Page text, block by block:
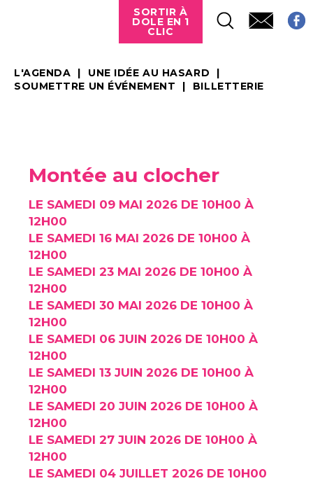
SORTIR À
DOLE EN 1
CLIC
L'AGENDA
UNE IDÉE AU HASARD
SOUMETTRE UN ÉVÉNEMENT
BILLETTERIE
Montée au clocher
LE SAMEDI 09 MAI 2026 DE 10H00 À
12H00
LE SAMEDI 16 MAI 2026 DE 10H00 À
12H00
LE SAMEDI 23 MAI 2026 DE 10H00 À
12H00
LE SAMEDI 30 MAI 2026 DE 10H00 À
12H00
LE SAMEDI 06 JUIN 2026 DE 10H00 À
12H00
LE SAMEDI 13 JUIN 2026 DE 10H00 À
12H00
LE SAMEDI 20 JUIN 2026 DE 10H00 À
12H00
LE SAMEDI 27 JUIN 2026 DE 10H00 À
12H00
LE SAMEDI 04 JUILLET 2026 DE 10H00